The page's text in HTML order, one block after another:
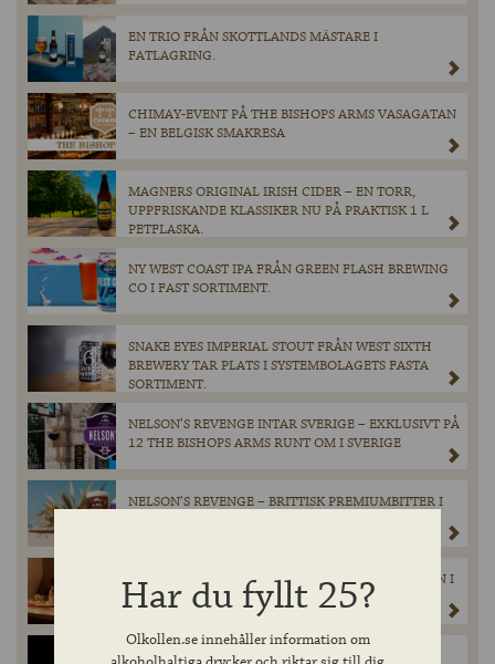
EN TRIO FRÅN SKOTTLANDS MÄSTARE I
FATLAGRING.
CHIMAY-EVENT PÅ THE BISHOPS ARMS VASAGATAN
– EN BELGISK SMAKRESA
MAGNERS ORIGINAL IRISH CIDER – EN TORR,
UPPFRISKANDE KLASSIKER NU PÅ PRAKTISK 1 L
PETFLASKA.
NY WEST COAST IPA FRÅN GREEN FLASH BREWING
CO I FAST SORTIMENT.
SNAKE EYES IMPERIAL STOUT FRÅN WEST SIXTH
BREWERY TAR PLATS I SYSTEMBOLAGETS FASTA
SORTIMENT.
NELSON’S REVENGE INTAR SVERIGE – EXKLUSIVT PÅ
12 THE BISHOPS ARMS RUNT OM I SVERIGE
NELSON’S REVENGE – BRITTISK PREMIUMBITTER I
EN TRIPPEL TEQUILA FRÅN LUNAZUL – ÄNTLIGEN I
SVERIGE!
EXKLUSIV LANSERING FRÅN HEAVEN HILL: 300
Har du fyllt 25?
Olkollen.se innehåller information om